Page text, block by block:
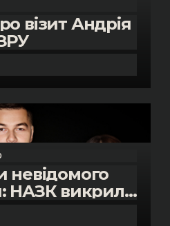
візит Андрія
невідомого
НАЗК викрило
інспектора